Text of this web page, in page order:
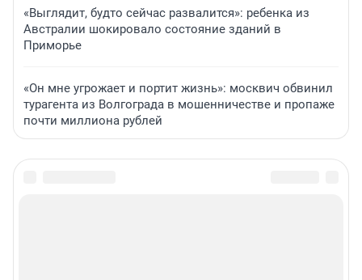
«Выглядит, будто сейчас развалится»: ребенка из
Австралии шокировало состояние зданий в
Приморье
«Он мне угрожает и портит жизнь»: москвич обвинил
турагента из Волгограда в мошенничестве и пропаже
почти миллиона рублей